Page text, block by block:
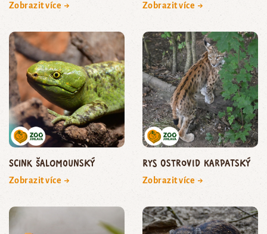
Zobrazit více → Zobrazit více →
scink šalomounský
Zobrazit více →
rys ostrovid karpatský
Zobrazit více →